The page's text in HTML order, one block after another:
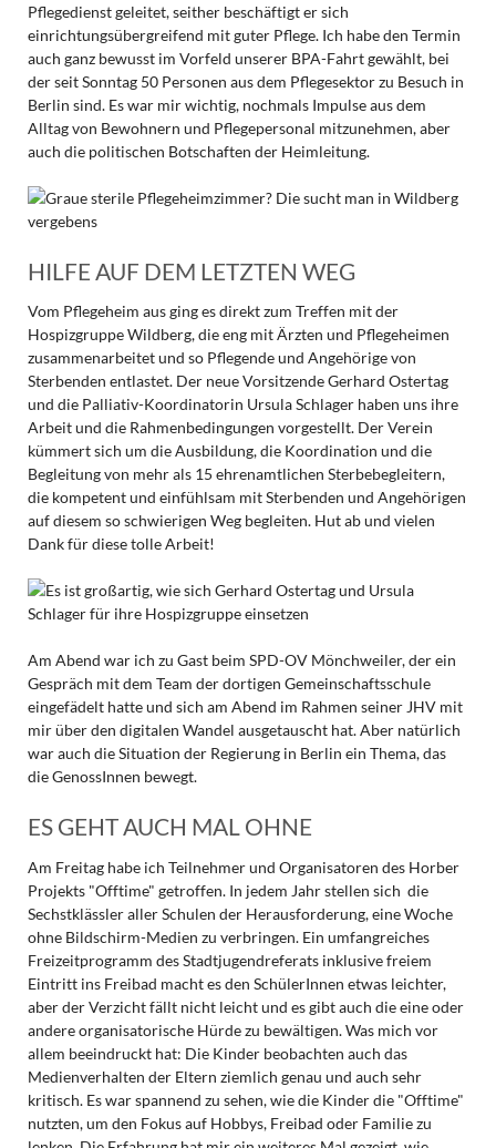
Pflegedienst geleitet, seither beschäftigt er sich
einrichtungsübergreifend mit guter Pflege. Ich habe den Termin
auch ganz bewusst im Vorfeld unserer BPA-Fahrt gewählt, bei
der seit Sonntag 50 Personen aus dem Pflegesektor zu Besuch in
Berlin sind. Es war mir wichtig, nochmals Impulse aus dem
Alltag von Bewohnern und Pflegepersonal mitzunehmen, aber
auch die politischen Botschaften der Heimleitung.
HILFE AUF DEM LETZTEN WEG
Vom Pflegeheim aus ging es direkt zum Treffen mit der
Hospizgruppe Wildberg, die eng mit Ärzten und Pflegeheimen
zusammenarbeitet und so Pflegende und Angehörige von
Sterbenden entlastet. Der neue Vorsitzende Gerhard Ostertag
und die Palliativ-Koordinatorin Ursula Schlager haben uns ihre
Arbeit und die Rahmenbedingungen vorgestellt. Der Verein
kümmert sich um die Ausbildung, die Koordination und die
Begleitung von mehr als 15 ehrenamtlichen Sterbebegleitern,
die kompetent und einfühlsam mit Sterbenden und Angehörigen
auf diesem so schwierigen Weg begleiten. Hut ab und vielen
Dank für diese tolle Arbeit!
Am Abend war ich zu Gast beim SPD-OV Mönchweiler, der ein
Gespräch mit dem Team der dortigen Gemeinschaftsschule
eingefädelt hatte und sich am Abend im Rahmen seiner JHV mit
mir über den digitalen Wandel ausgetauscht hat. Aber natürlich
war auch die Situation der Regierung in Berlin ein Thema, das
die GenossInnen bewegt.
ES GEHT AUCH MAL OHNE
Am Freitag habe ich Teilnehmer und Organisatoren des Horber
Projekts "Offtime" getroffen. In jedem Jahr stellen sich die
Sechstklässler aller Schulen der Herausforderung, eine Woche
ohne Bildschirm-Medien zu verbringen. Ein umfangreiches
Freizeitprogramm des Stadtjugendreferats inklusive freiem
Eintritt ins Freibad macht es den SchülerInnen etwas leichter,
aber der Verzicht fällt nicht leicht und es gibt auch die eine oder
andere organisatorische Hürde zu bewältigen. Was mich vor
allem beeindruckt hat: Die Kinder beobachten auch das
Medienverhalten der Eltern ziemlich genau und auch sehr
kritisch. Es war spannend zu sehen, wie die Kinder die "Offtime"
nutzten, um den Fokus auf Hobbys, Freibad oder Familie zu